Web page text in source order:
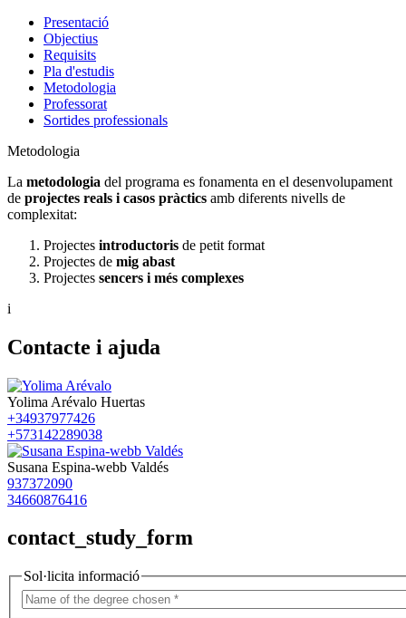
Presentació
Objectius
Requisits
Pla d'estudis
Metodologia
Professorat
Sortides professionals
Metodologia
La metodologia del programa es fonamenta en el desenvolupament
de projectes reals i casos pràctics amb diferents nivells de
complexitat:
Projectes introductoris de petit format
Projectes de mig abast
Projectes sencers i més complexes
i
Contacte i ajuda
Yolima Arévalo Huertas
+34937977426
+573142289038
Susana Espina-webb Valdés
937372090
34660876416
contact_study_form
Sol·licita informació